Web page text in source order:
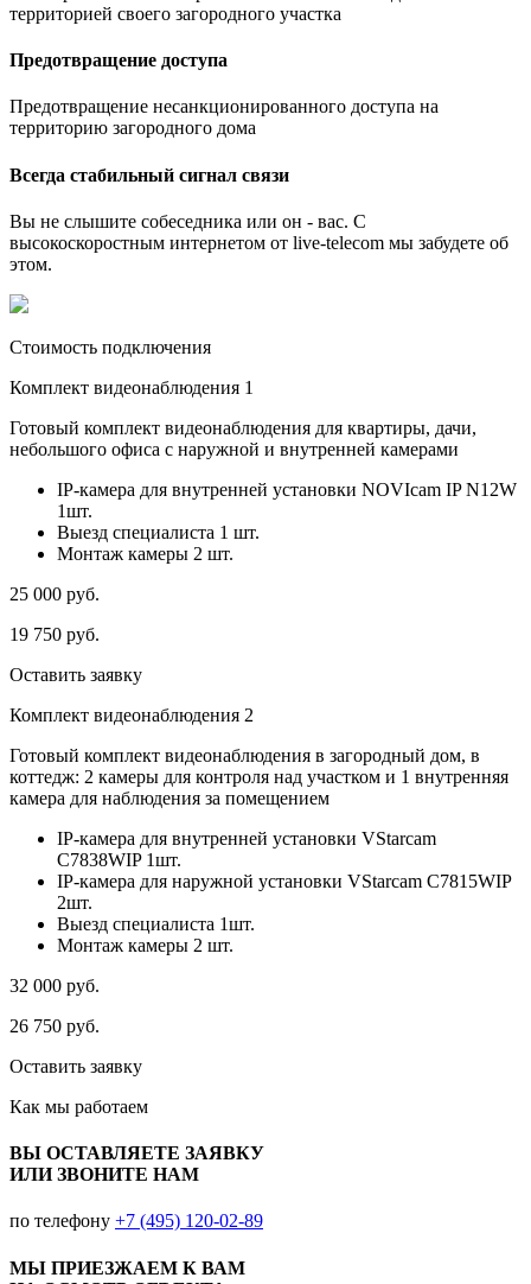
территорией своего загородного участка
Предотвращение доступа
Предотвращение несанкционированного доступа на
территорию загородного дома
Всегда стабильный сигнал связи
Вы не слышите собеседника или он - вас. С
высокоскоростным интернетом от live-telecom мы забудете об
этом.
Стоимость подключения
Комплект видеонаблюдения 1
Готовый комплект видеонаблюдения для квартиры, дачи,
небольшого офиса с наружной и внутренней камерами
IP-камера для внутренней установки NOVIcam IP N12W
1шт.
Выезд специалиста 1 шт.
Монтаж камеры 2 шт.
25 000 руб.
19 750 руб.
Оставить заявку
Комплект видеонаблюдения 2
Готовый комплект видеонаблюдения в загородный дом, в
коттедж: 2 камеры для контроля над участком и 1 внутренняя
камера для наблюдения за помещением
IP-камера для внутренней установки VStarcam
C7838WIP 1шт.
IP-камера для наружной установки VStarcam C7815WIP
2шт.
Выезд специалиста 1шт.
Монтаж камеры 2 шт.
32 000 руб.
26 750 руб.
Оставить заявку
Как мы работаем
ВЫ ОСТАВЛЯЕТЕ ЗАЯВКУ
ИЛИ ЗВОНИТЕ НАМ
по телефону +7 (495) 120-02-89
МЫ ПРИЕЗЖАЕМ К ВАМ